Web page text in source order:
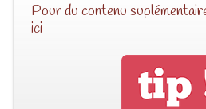
Pour du contenu
ici